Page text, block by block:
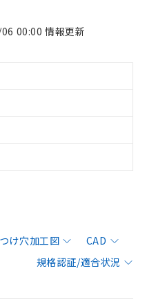
00:00 情報更新
け穴加工図
CAD
規格認証/適合状況